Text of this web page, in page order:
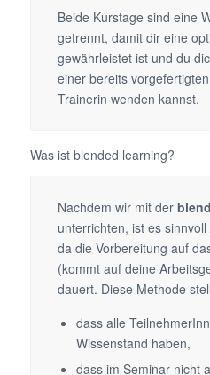
Beide Kurstage sind eine
getrennt, damit dir eine
gewährleistet ist und du
einer bereits
Trainerin wenden kannst.
Was ist blended learning?
Nachdem wir mit der
unterrichten, ist es sinnvoll
da die Vorbereitung auf
(kommt auf deine
dauert. Diese Methode
dass alle
Wissenstand haben,
dass im Seminar nicht